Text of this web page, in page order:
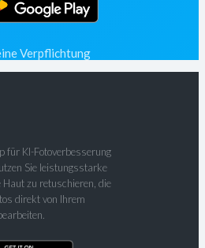
Verpflichtung
für KI-Fotoverbesserung
Sie leistungsstarke
zu retuschieren, die
direkt von Ihrem